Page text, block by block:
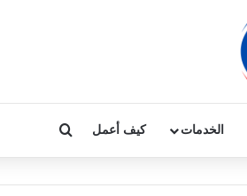
الخدمات كيف أعمل بحث عن